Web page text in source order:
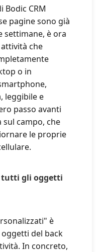
Bodic CRM
pagine sono già
settimane, è ora
che
o in
leggibile e
passo avanti
campo, che
le proprie
tutti gli oggetti
è
del back
In concreto,